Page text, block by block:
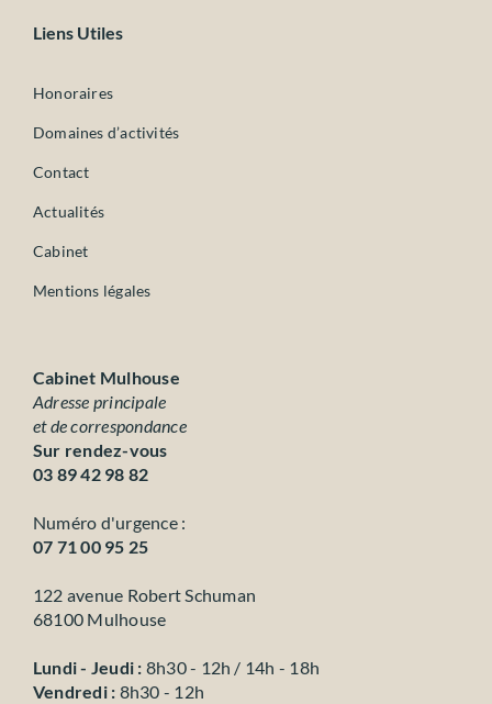
Liens Utiles
Honoraires
Domaines d’activités
Contact
Actualités
Cabinet
Mentions légales
Cabinet Mulhouse
Adresse principale
et de correspondance
Sur rendez-vous
03 89 42 98 82
Numéro d'urgence :
07 71 00 95 25
122 avenue Robert Schuman
68100 Mulhouse
Lundi - Jeudi : 8h30 - 12h / 14h - 18h
Vendredi : 8h30 - 12h